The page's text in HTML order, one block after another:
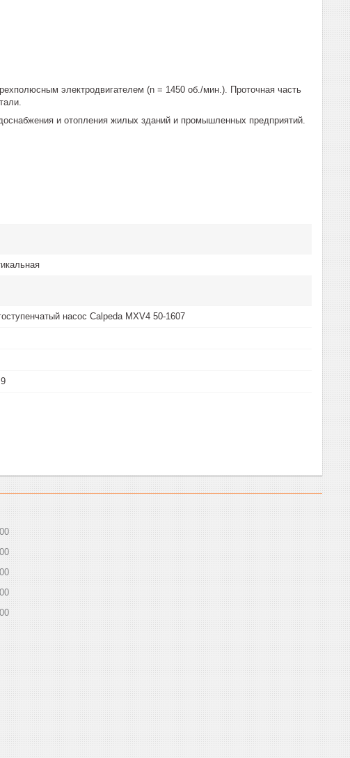
электродвигателем (n = 1450 об./мин.). Проточная часть
и отопления жилых зданий и промышленных предприятий.
насос Calpeda MXV4 50-1607